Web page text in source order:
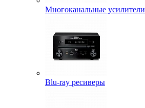
Многоканальные усилители
Blu-ray ресиверы